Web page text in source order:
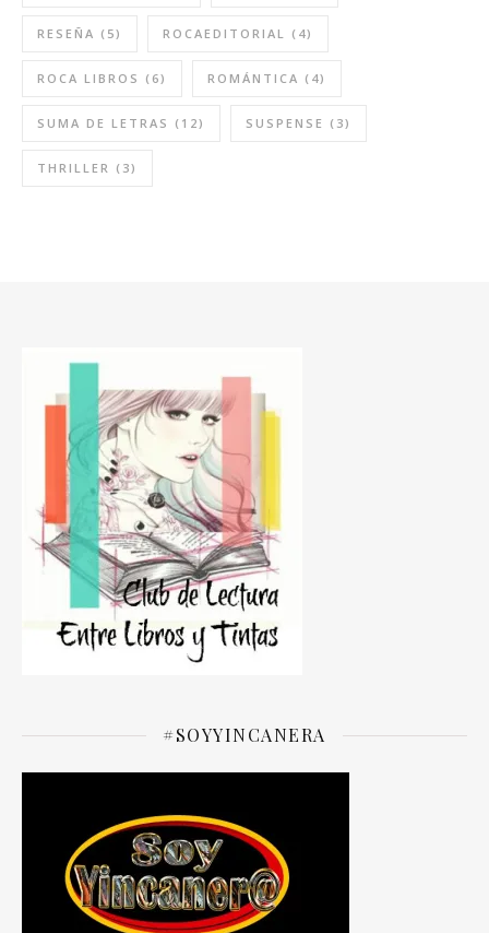
RESEÑA (5) ROCAEDITORIAL (4)
ROCA LIBROS (6) ROMÁNTICA (4)
SUMA DE LETRAS (12) SUSPENSE (3)
THRILLER (3)
#SOYYINCANERA